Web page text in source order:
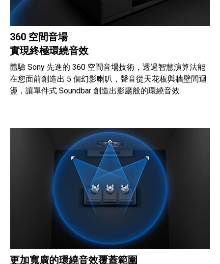
360 空間音場
實現終極環繞音效
體驗 Sony 先進的 360 空間音場技術，透過智慧演算法能
在您面前創造出 5 個幻影喇叭，聲音從天花板與牆壁間迴
盪，讓單件式 Soundbar 創造出影廳般的環繞音效
更加寬廣的環繞音效覆蓋範圍